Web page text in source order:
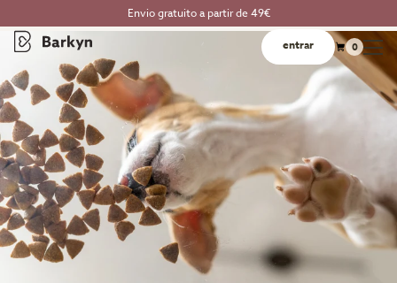
Envio gratuito a partir de 49€
entrar 0